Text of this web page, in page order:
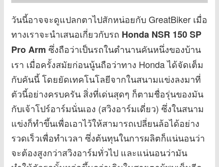
วันนี้อาจจะดูแปลกตาไปสักหน่อยกับ GreatBiker เมื่อ
ทางเราจะนำเสนอเกี่ยวกับรถ Honda NSR 150 SP
Pro Arm ซึ่งถือว่าเป็นรถในตำนานคันหนึ่งของบ้าน
เรา เมื่อครั้งสมัยก่อนนู้นถือว่าทาง Honda ได้จัดเต็ม
กับคันนี้ โดยยัดเทคโนโลยีจากในสนามแข่งลงมาที่
ตัวนี้อย่างครบครัน สิ่งที่เด่นสุดๆ ก็ตามชื่อรุ่นของมัน
กับเจ้าโปร์อาร์มนั่นเอง (สวิงอาร์มเดี่ยว) ซึ่งในสนาม
แข่งก็ทำขึ้นเพื่อเอาไว้ให้สามารถเปลี่ยนล้อได้อย่าง
รวดเร็วเพื่อทำเวลา ซึ่งต้นทุนในการผลิตก็แน่นอนว่า
จะต้องสูงกว่าสวิงอาร์มทั่วไป และแน่นอนว่ามัน